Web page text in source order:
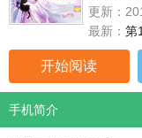
更新：
最新： 第
开始阅读
手机简介